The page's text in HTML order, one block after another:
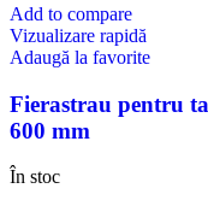
Add to compare
Vizualizare rapidă
Adaugă la favorite
Fierastrau pentru
600 mm
În stoc